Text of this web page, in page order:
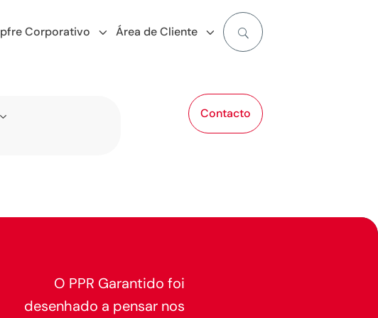
Corporativo Área de Cliente
Contacto
O PPR Garantido foi
desenhado a pensar nos